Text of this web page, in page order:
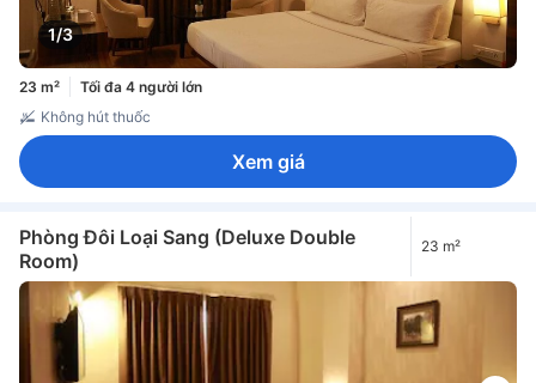
1/3
23 m²
Tối đa 4 người lớn
Không hút thuốc
Xem giá
Phòng Đôi Loại Sang (Deluxe Double
Room)
23 m²